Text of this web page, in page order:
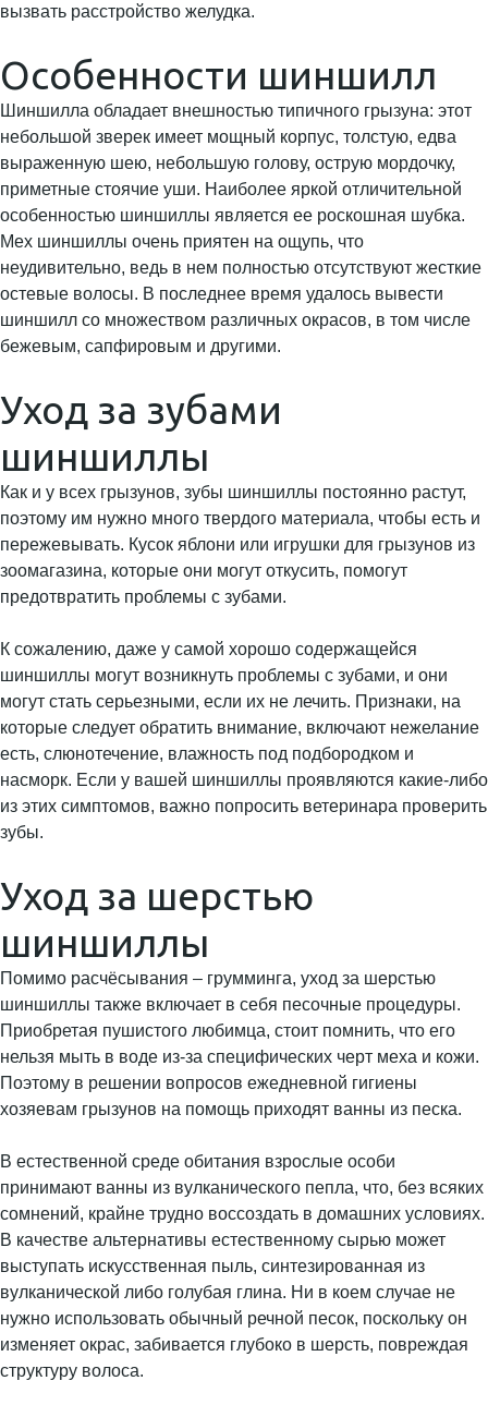
вызвать расстройство желудка.
Особенности шиншилл
Шиншилла обладает внешностью типичного грызуна: этот
небольшой зверек имеет мощный корпус, толстую, едва
выраженную шею, небольшую голову, острую мордочку,
приметные стоячие уши. Наиболее яркой отличительной
особенностью шиншиллы является ее роскошная шубка.
Мех шиншиллы очень приятен на ощупь, что
неудивительно, ведь в нем полностью отсутствуют жесткие
остевые волосы. В последнее время удалось вывести
шиншилл со множеством различных окрасов, в том числе
бежевым, сапфировым и другими.
Уход за зубами
шиншиллы
Как и у всех грызунов, зубы шиншиллы постоянно растут,
поэтому им нужно много твердого материала, чтобы есть и
пережевывать. Кусок яблони или игрушки для грызунов из
зоомагазина, которые они могут откусить, помогут
предотвратить проблемы с зубами.
К сожалению, даже у самой хорошо содержащейся
шиншиллы могут возникнуть проблемы с зубами, и они
могут стать серьезными, если их не лечить. Признаки, на
которые следует обратить внимание, включают нежелание
есть, слюнотечение, влажность под подбородком и
насморк. Если у вашей шиншиллы проявляются какие-либо
из этих симптомов, важно попросить ветеринара проверить
зубы.
Уход за шерстью
шиншиллы
Помимо расчёсывания – грумминга, уход за шерстью
шиншиллы также включает в себя песочные процедуры.
Приобретая пушистого любимца, стоит помнить, что его
нельзя мыть в воде из-за специфических черт меха и кожи.
Поэтому в решении вопросов ежедневной гигиены
хозяевам грызунов на помощь приходят ванны из песка.
В естественной среде обитания взрослые особи
принимают ванны из вулканического пепла, что, без всяких
сомнений, крайне трудно воссоздать в домашних условиях.
В качестве альтернативы естественному сырью может
выступать искусственная пыль, синтезированная из
вулканической либо голубая глина. Ни в коем случае не
нужно использовать обычный речной песок, поскольку он
изменяет окрас, забивается глубоко в шерсть, повреждая
структуру волоса.